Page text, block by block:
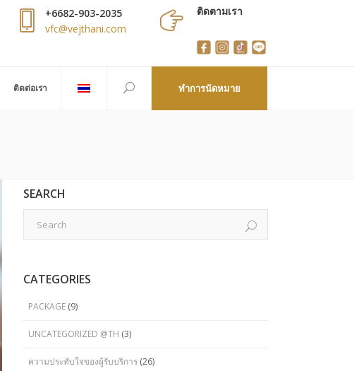
+6682-903-2035
vfc@vejthani.com
ติดตามเรา
ติดต่อเรา ทำการนัดหมาย
SEARCH
CATEGORIES
PACKAGE (9)
UNCATEGORIZED @TH (3)
ความประทับใจของผู้รับบริการ (26)